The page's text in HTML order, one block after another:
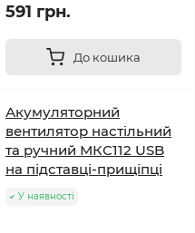
591 грн.
До кошика
Акумуляторний
вентилятор настільний
та ручний МКС112 USB
на підставці-прищіпці
У наявності